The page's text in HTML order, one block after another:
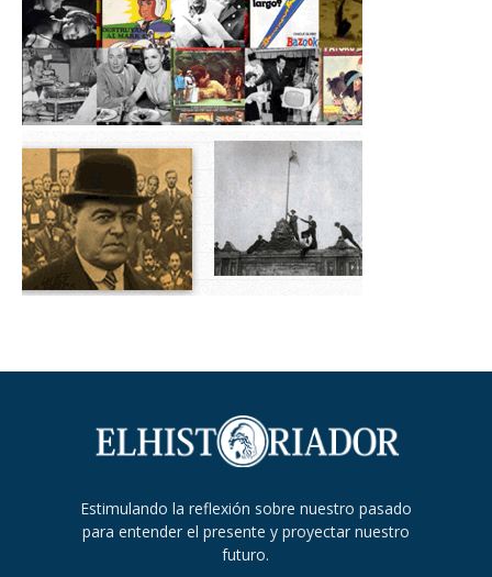
Estimulando la reflexión sobre nuestro pasado
para entender el presente y proyectar nuestro
futuro.